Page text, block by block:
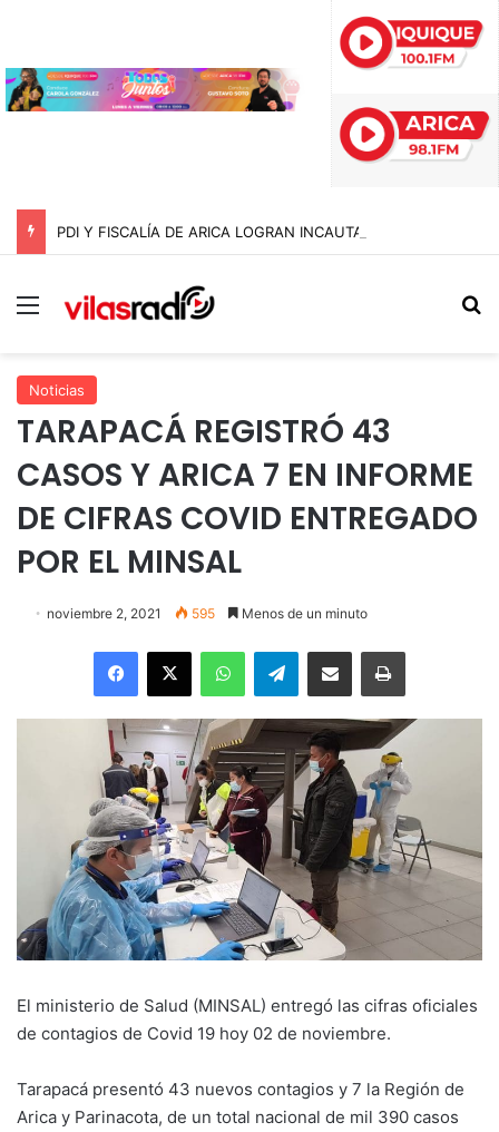
Menú
Noticias
TARAPACÁ REGISTRÓ 43
CASOS Y ARICA 7 EN INFORME
DE CIFRAS COVID ENTREGADO
POR EL MINSAL
noviembre 2, 2021 595 Menos de un minuto
Facebook
X WhatsAppTelegramEnviar vía email Imprimir
El ministerio de Salud (MINSAL) entregó las cifras oficiales
de contagios de Covid 19 hoy 02 de noviembre.
Tarapacá presentó 43 nuevos contagios y 7 la Región de
Arica y Parinacota, de un total nacional de mil 390 casos